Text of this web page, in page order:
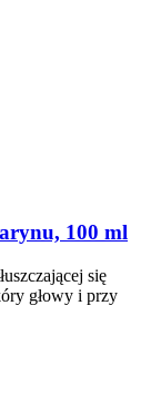
100 ml
się
głowy i przy